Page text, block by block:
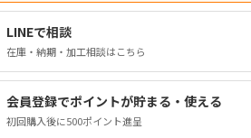
LINEで相談
在庫・納期・加工相談はこちら
会員登録でポイントが貯まる・使える
初回購入後に500ポイント進呈